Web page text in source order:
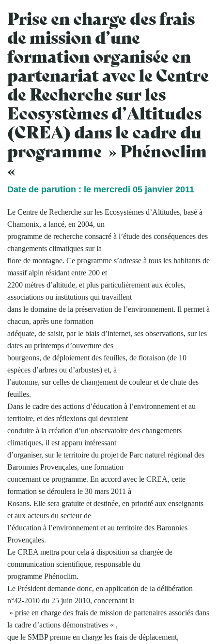
Prise en charge des frais
de mission d’une
formation organisée en
partenariat avec le Centre
de Recherche sur les
Ecosystèmes d’Altitudes
(CREA) dans le cadre du
programme » Phénoclim
«
Date de parution : le mercredi 05 janvier 2011
Le Centre de Recherche sur les Ecosystèmes d’Altitudes, basé à
Chamonix, a lancé, en 2004, un
programme de recherche consacré à l’étude des conséquences des
changements climatiques sur la
flore de montagne. Ce programme s’adresse à tous les habitants de
massif alpin résidant entre 200 et
2200 mètres d’altitude, et plus particulièrement aux écoles,
associations ou institutions qui travaillent
dans le domaine de la préservation de l’environnement. Il permet à
chacun, après une formation
adéquate, de saisir, par le biais d’internet, ses observations, sur les
dates au printemps d’ouverture des
bourgeons, de déploiement des feuilles, de floraison (de 10
espèces d’arbres ou d’arbustes) et, à
l’automne, sur celles de changement de couleur et de chute des
feuilles.
Dans le cadre des actions d’éducation à l’environnement et au
territoire, et des réflexions qui devraient
conduire à la création d’un observatoire des changements
climatiques, il est apparu intéressant
d’organiser, sur le territoire du projet de Parc naturel régional des
Baronnies Provençales, une formation
concernant ce programme. En accord avec le CREA, cette
formation se déroulera le 30 mars 2011 à
Rosans. Elle sera gratuite et destinée, en priorité aux enseignants
et aux acteurs du secteur de
l’éducation à l’environnement et au territoire des Baronnies
Provençales.
Le CREA mettra pour cela à disposition sa chargée de
communication scientifique, responsable du
programme Phénoclim.
Le Président demande donc, en application de la délibération
n°42-2010 du 25 juin 2010, concernant la
» prise en charge des frais de mission de partenaires associés dans
la cadre d’actions démonstratives « ,
que le SMBP prenne en charge les frais de déplacement,